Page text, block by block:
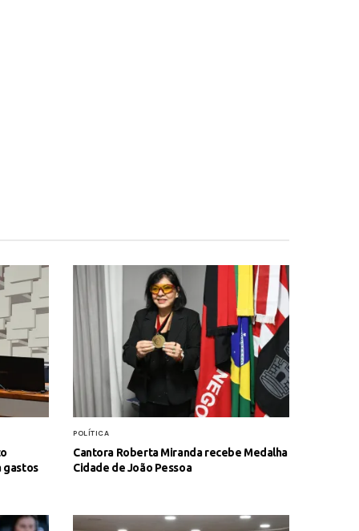
gastos
POLÍTICA
Cantora Roberta Miranda recebe Medalha
Cidade de João Pessoa